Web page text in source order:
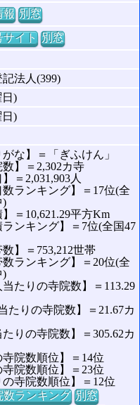
報 別窓
サイト 別窓
法人(399)
日)
日)
がな】＝「ぎふけん」
数】＝2,302カ寺
＝2,031,903人
数ランキング】＝17位(全
)
】＝10,621.29平方Km
ランキング】＝7位(全国47
数】＝753,212世帯
数ランキング】＝20位(全
)
当たりの寺院数】＝113.29
たりの寺院数】＝21.67カ
たりの寺院数】＝305.62カ
寺院数順位】＝14位
寺院数順位】＝23位
の寺院数順位】＝12位
数ランキング 別窓